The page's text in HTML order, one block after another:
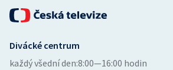
Divácké centrum
každý všední den:8:00—16:00 hodin